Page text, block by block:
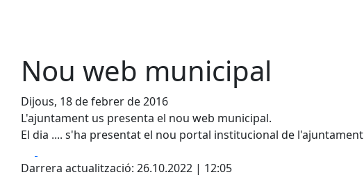
Nou web municipal
Dijous, 18 de febrer de 2016
L'ajuntament us presenta el nou web municipal.
El dia .... s'ha presentat el nou portal institucional de l'ajuntament
Darrera actualització: 26.10.2022 | 12:05